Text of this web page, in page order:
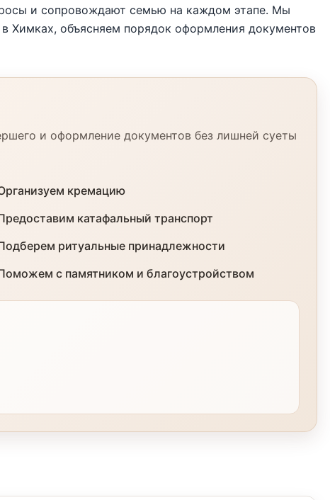
и сопровождают семью на каждом этапе. Мы
Химках, объясняем порядок оформления документов
и оформление документов без лишней суеты
кремацию
катафальный транспорт
ритуальные принадлежности
с памятником и благоустройством